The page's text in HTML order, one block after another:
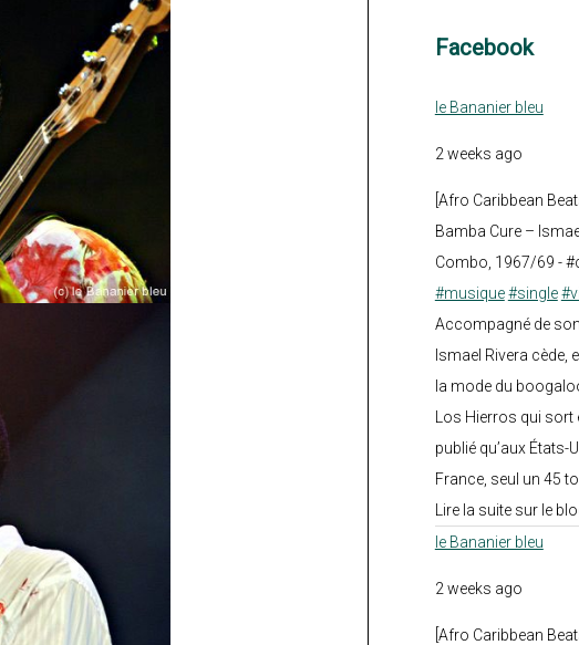
Facebook
le Bananier bleu
2 weeks ago
[Afro Caribbean
Bamba Cure –
Combo, 1967/69 -
#musique #single
Accompagné de
Ismael Rivera cède,
la mode du
Los Hierros qui sort
publié qu’aux États-
France, seul un 45
Lire la suite sur le
le Bananier bleu
2 weeks ago
[Afro Caribbean